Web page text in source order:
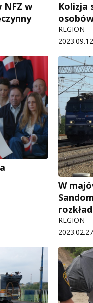
NFZ w
Kolizja
REGION
W
REGION